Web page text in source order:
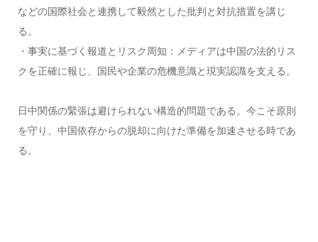
などの国際社会と連携して毅然とした批判と対抗措置を講じ
る。
・事実に基づく報道とリスク周知：メディアは中国の法的リス
クを正確に報じ、国民や企業の危機意識と現実認識を支える。
日中関係の緊張は避けられない構造的問題である。今こそ原則
を守り、中国依存からの脱却に向けた準備を加速させる時であ
る。